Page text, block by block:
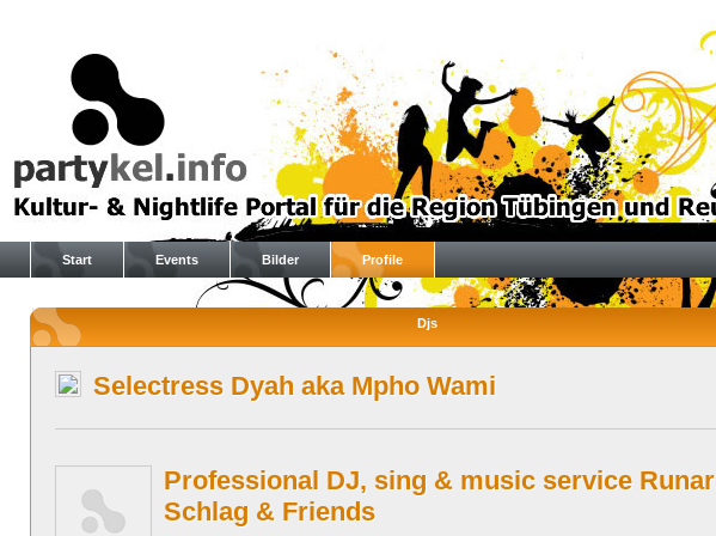
Start Events Bilder Profile
Djs
Selectress Dyah aka Mpho Wami
Professional DJ, sing & music service Runar
Schlag & Friends